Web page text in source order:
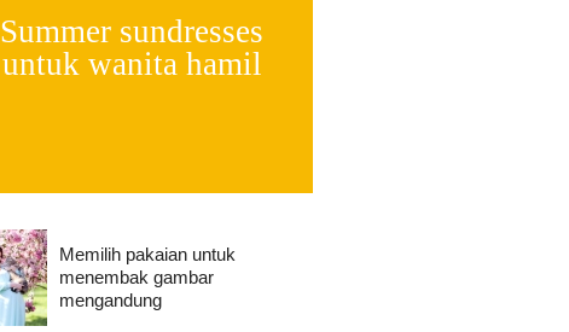
Summer sundresses
untuk wanita hamil
Memilih pakaian untuk
menembak gambar
mengandung